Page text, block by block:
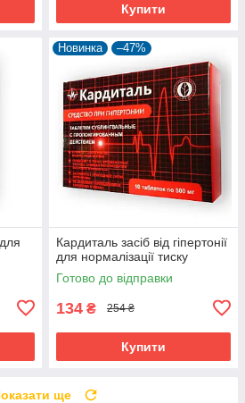
Купити
Новинка –47%
Кардиталь засіб від гіпертонії
для нормалізації тиску
Готово до відправки
134 ₴ 254 ₴
Купити
ще